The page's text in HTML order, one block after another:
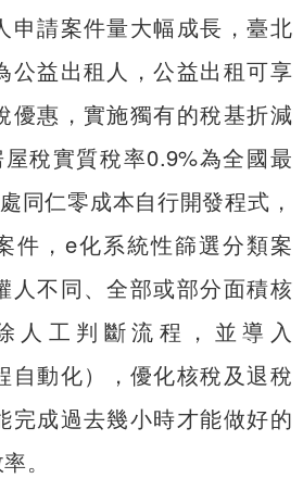
申請案件量大幅成長，臺北
公益出租人，公益出租可享
優惠，實施獨有的稅基折減
稅實質稅率0.9%為全國最
同仁零成本自行開發程式，
件，e化系統性篩選分類案
人不同、全部或部分面積核
人工判斷流程，並導入
自動化），優化核稅及退稅
完成過去幾小時才能做好的
。